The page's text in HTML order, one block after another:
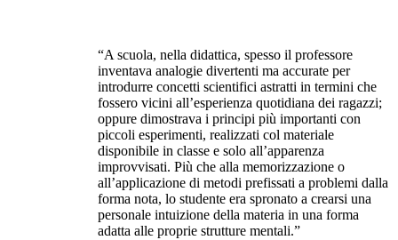
“A scuola, nella didattica, spesso il professore
inventava analogie divertenti ma accurate per
introdurre concetti scientifici astratti in termini che
fossero vicini all’esperienza quotidiana dei ragazzi;
oppure dimostrava i principi più importanti con
piccoli esperimenti, realizzati col materiale
disponibile in classe e solo all’apparenza
improvvisati. Più che alla memorizzazione o
all’applicazione di metodi prefissati a problemi dalla
forma nota, lo studente era spronato a crearsi una
personale intuizione della materia in una forma
adatta alle proprie strutture mentali.”